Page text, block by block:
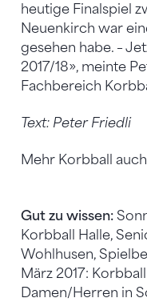
heutige Finalspiel
Neuenkirch war
gesehen habe. –
2017/18», meinte
Fachbereich
Text: Peter Friedli
Mehr Korbball
Gut zu wissen:
Korbball Halle,
Wohlhusen,
März 2017:
Damen/Herren in